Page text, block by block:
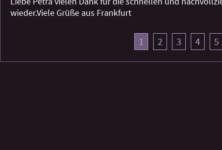
wieder.Viele Grüße aus Frankfurt
1 2 3 4 5